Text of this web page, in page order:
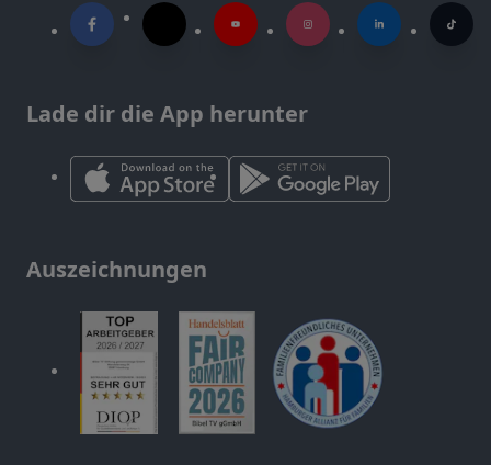
Lade dir die App herunter
Auszeichnungen